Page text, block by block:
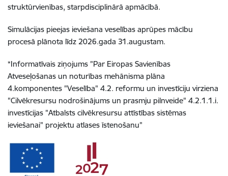
struktūrvienības, starpdisciplinārā apmācībā.
Simulācijas pieejas ieviešana veselības aprūpes mācību
procesā plānota līdz 2026.gada 31.augustam.
*Informatīvais ziņojums "Par Eiropas Savienības
Atveseļošanas un noturības mehānisma plāna
4.komponentes "Veselība" 4.2. reformu un investīciju virziena
"Cilvēkresursu nodrošinājums un prasmju pilnveide" 4.2.1.1.i.
investīcijas "Atbalsts cilvēkresursu attīstības sistēmas
ieviešanai" projektu atlases īstenošanu"